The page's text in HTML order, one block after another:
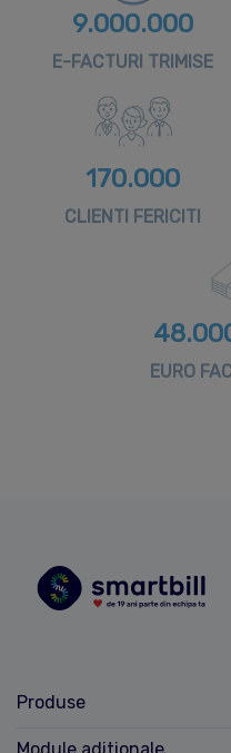
9.000.000
E-FACTURI TRIMISE
170.000
CLIENTI FERICITI
EURO
Produse
Module aditionale